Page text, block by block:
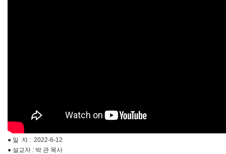
● 일 자 : 2022-6-12
● 설교자 : 박 관 목사